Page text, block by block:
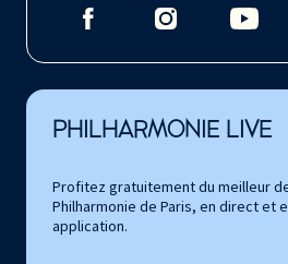
PHILHARMONIE LIVE
Profitez gratuitement du meilleur
Philharmonie de Paris, en direct et
application.